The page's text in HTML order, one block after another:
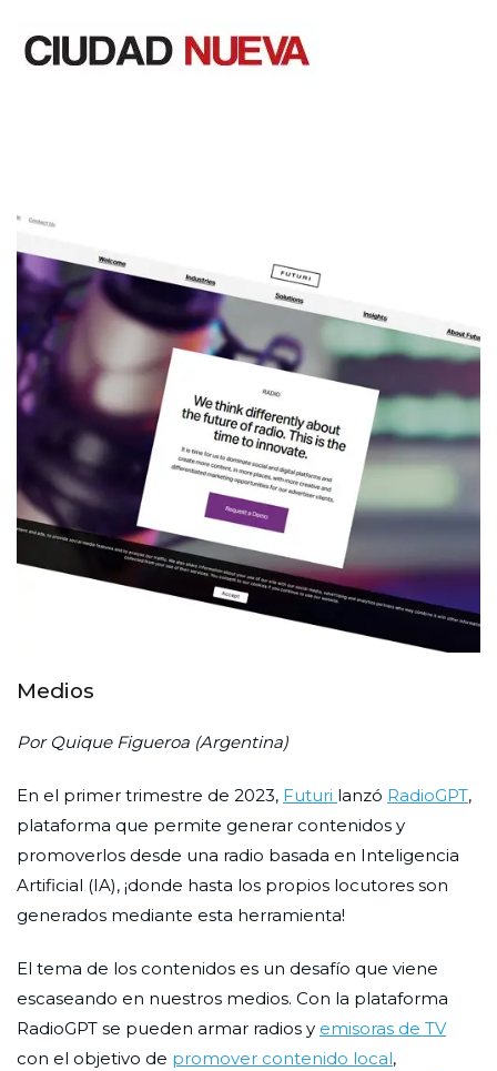
Medios
Por Quique Figueroa (Argentina)
En el primer trimestre de 2023, Futuri lanzó RadioGPT,
plataforma que permite generar contenidos y
promoverlos desde una radio basada en Inteligencia
Artificial (IA), ¡donde hasta los propios locutores son
generados mediante esta herramienta!
El tema de los contenidos es un desafío que viene
escaseando en nuestros medios. Con la plataforma
RadioGPT se pueden armar radios y emisoras de TV
con el objetivo de promover contenido local,